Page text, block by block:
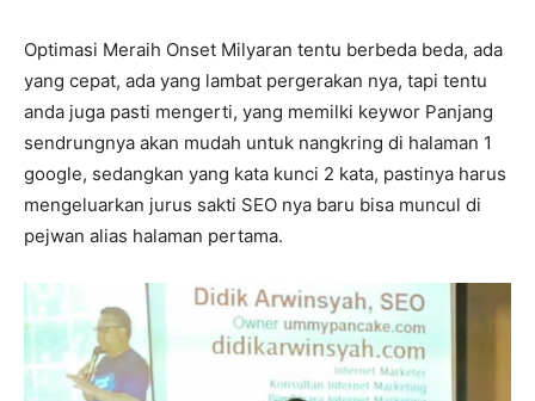
Optimasi Meraih Onset Milyaran tentu berbeda beda, ada
yang cepat, ada yang lambat pergerakan nya, tapi tentu
anda juga pasti mengerti, yang memilki keywor Panjang
sendrungnya akan mudah untuk nangkring di halaman 1
google, sedangkan yang kata kunci 2 kata, pastinya harus
mengeluarkan jurus sakti SEO nya baru bisa muncul di
pejwan alias halaman pertama.